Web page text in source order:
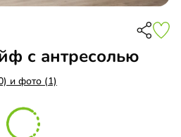
с антресолью
и фото (1)